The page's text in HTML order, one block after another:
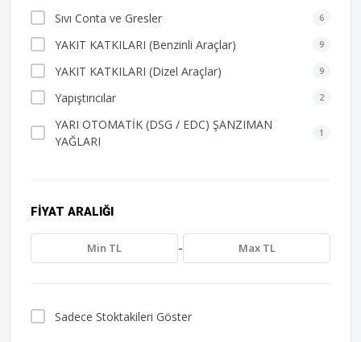
Sıvı Conta ve Gresler 6
YAKIT KATKILARI (Benzinli Araçlar) 9
YAKIT KATKILARI (Dizel Araçlar) 9
Yapıştırıcılar 2
YARI OTOMATİK (DSG / EDC) ŞANZIMAN
YAĞLARI
1
FIYAT ARALIĞI
-
Sadece Stoktakileri Göster